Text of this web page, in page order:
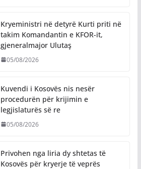
Kryeministri në detyrë Kurti priti në
takim Komandantin e KFOR-it,
gjeneralmajor Ulutaş
05/08/2026
Kuvendi i Kosovës nis nesër
procedurën për krijimin e
legjislaturës së re
05/08/2026
Privohen nga liria dy shtetas të
Kosovës për kryerje të veprës